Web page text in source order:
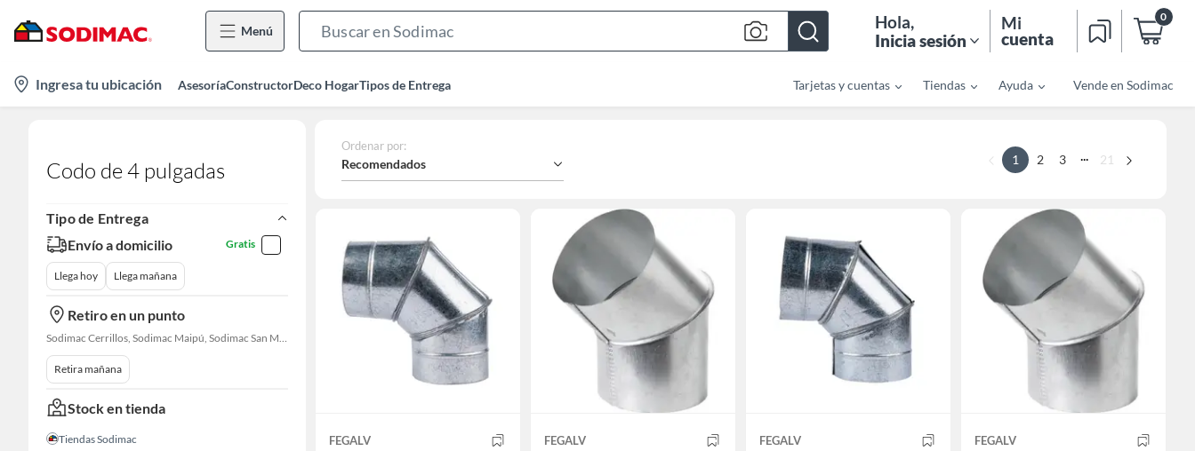
Menú
Bar
Hola,
Inicia sesión
Mi
cuenta
0
location-
icon
Ingresa tu ubicación AsesoríaConstructorDeco HogarTipos de Entrega Tarjetas y cuentas Tiendas Ayuda Vende en Sodimac
Codo de 4 pulgadas
Tipo de Entrega
Envío a domicilio
Gratis
Llega hoy Llega mañana
Retiro en un punto
Sodimac Cerrillos, Sodimac Maipú, Sodimac San Miguel, Sodimac El Bosque, Sodimac San Bernardo, Constructor Cantagallo, Sodimac Talagante, Sodimac San Fernando
Retira mañana
Stock en tienda
Tiendas Sodimac
Ordenar por:
Recomendados 1 2 3 ... 21
FEGALV FEGALV FEGALV FEGALV